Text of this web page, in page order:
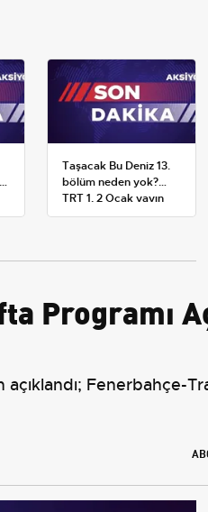
Taşacak Bu Deniz 13.
bölüm neden yok?
TRT 1, 2 Ocak yayın
planını değiştirdi
Programı
Fenerbahçe-